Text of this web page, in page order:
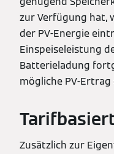
zur Verfügung hat,
der PV-Energie
Einspeiseleistung
Batterieladung
mögliche PV-
Zusätzlich zur